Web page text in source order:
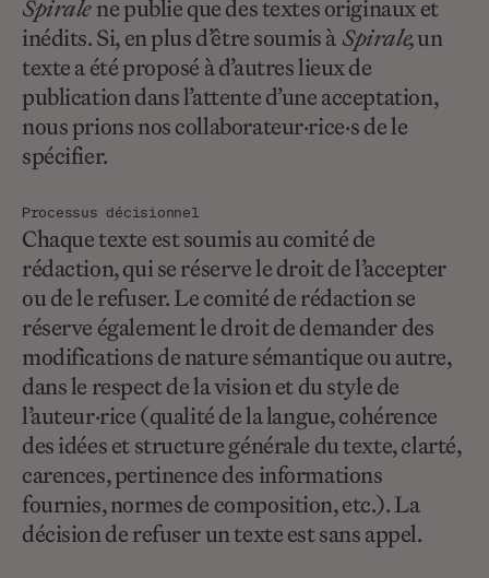
Spiralene publie que des textes originaux et
inédits. Si, en plus d’être soumis à Spirale,un
texte a été proposé à d’autres lieux de
publication dans l’attente d’une acceptation,
nous prions nos collaborateur·rice·s de le
spécifier.
Processus décisionnel
Chaque texte est soumis au comité de
rédaction, qui se réserve le droit de l’accepter
ou de le refuser. Le comité de rédaction se
réserve également le droit de demander des
modifications de nature sémantique ou autre,
dans le respect de la vision et du style de
l’auteur·rice (qualité de la langue, cohérence
des idées et structure générale du texte, clarté,
carences, pertinence des informations
fournies, normes de composition, etc.). La
décision de refuser un texte est sans appel.